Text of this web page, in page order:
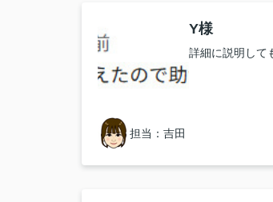
Y様
詳細に説明して
担当：吉田